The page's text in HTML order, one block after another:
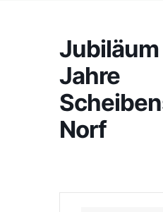
Jubiläum
Jahre
Norf